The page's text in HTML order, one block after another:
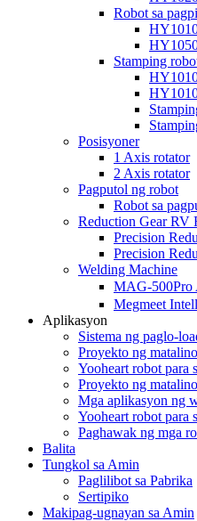
Robot sa
Stamping
Posisyoner
1 Axis rotator
2 Axis rotator
Pagputol ng robot
Robot sa
Reduction Gear RV
Precision
Precision
Welding Machine
MAG-500Pro
Megmeet
Aplikasyon
Sistema ng paglo-
Proyekto ng
Yooheart robot para
Proyekto ng
Mga aplikasyon ng
Yooheart robot para
Paghawak ng mga
Balita
Tungkol sa Amin
Paglilibot sa Pabrika
Sertipiko
Makipag-ugnayan sa Amin